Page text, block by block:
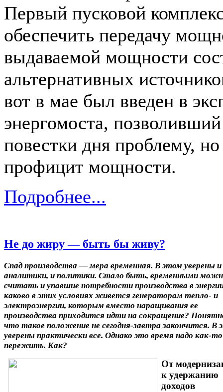
Первый пусковой
обеспечить передачу
выдаваемой мощности
альтернативных
вот в мае был введен в
энергомоста,
повестки дня проблему,
профицит мощности.
Подробнее...
Не до жиру — быть бы живу?
Спад производства — мера временная. В этом уверены и
аналитики, и политики. Стало быть, временными
считать и упавшие потребности производства в
каково в этих условиях живется генераторам тепло- и
электроэнергии, которым вместо наращивания ее
производства приходится идти на сокращение?
что такое положение не сегодня-завтра закончится. В
уверены практически все. Однако это время надо как-то
пережить. Как?
От
к удержанию
доходов